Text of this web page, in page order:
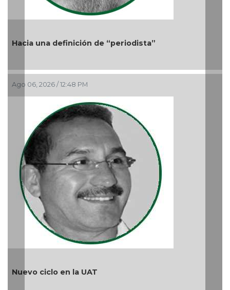
Más cambios en el gobierno de AVA
Ago 05, 2026 / 9:42 AM